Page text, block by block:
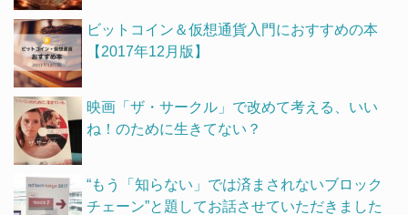
ビットコイン＆仮想通貨入門におすすめの本
【2017年12月版】
映画「ザ・サークル」で改めて考える、いい
ね！のために生きてない？
“もう「知らない」では済まされないブロック
チェーン”と題してお話させていただきました